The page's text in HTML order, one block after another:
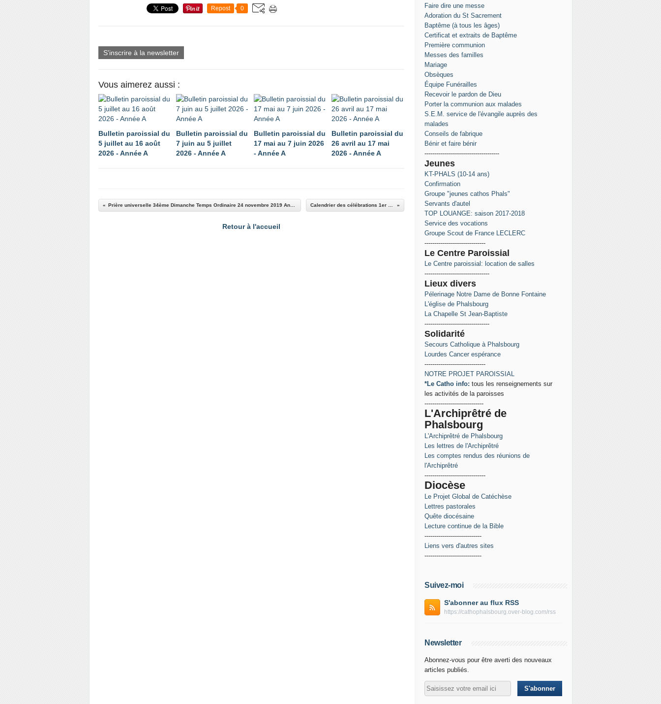
Repost 0
S'inscrire à la newsletter
Vous aimerez aussi :
Bulletin paroissial du
5 juillet au 16 août
2026 - Année A
Bulletin paroissial du
7 juin au 5 juillet
2026 - Année A
Bulletin paroissial du
17 mai au 7 juin 2026
- Année A
Bulletin paroissial du
26 avril au 17 mai
2026 - Année A
Retour à l'accueil
Faire dire une messe
Adoration du St Sacrement
Baptême (à tous les âges)
Certificat et extraits de Baptême
Première communion
Messes des familles
Mariage
Obsèques
Équipe Funérailles
Recevoir le pardon de Dieu
Porter la communion aux malades
S.E.M. service de l'évangile auprès des
malades
Conseils de fabrique
Bénir et faire bénir
--------------------------------------
Jeunes
KT-PHALS (10-14 ans)
Confirmation
Groupe "jeunes cathos Phals"
Servants d'autel
TOP LOUANGE: saison 2017-2018
Service des vocations
Groupe Scout de France LECLERC
-------------------------------
Le Centre Paroissial
Le Centre paroissial: location de salles
---------------------------------
Lieux divers
Pélerinage Notre Dame de Bonne Fontaine
L'église de Phalsbourg
La Chapelle St Jean-Baptiste
---------------------------------
Solidarité
Secours Catholique à Phalsbourg
Lourdes Cancer espérance
-------------------------------
NOTRE PROJET PAROISSIAL
*Le Catho info: tous les renseignements sur
les activités de la paroisses
------------------------------
L'Archiprêtré de
Phalsbourg
L'Archiprêtré de Phalsbourg
Les lettres de l'Archiprêtré
Les comptes rendus des réunions de
l'Archiprêtré
-------------------------------
Diocèse
Le Projet Global de Catéchèse
Lettres pastorales
Quête diocésaine
Lecture continue de la Bible
-----------------------------
Liens vers d'autres sites
-----------------------------
Suivez-moi
S'abonner au flux RSS
https://cathophalsbourg.over-blog.com/rss
Newsletter
Abonnez-vous pour être averti des nouveaux
articles publiés.